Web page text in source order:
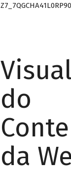
do
da